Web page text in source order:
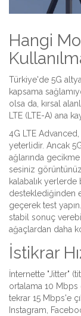
Hangi
Türkiye'de 5G
kapsama
olsa da, kırsal
LTE (LTE-A) ana
4G LTE Advanced
yeterlidir. Ancak
ağlarında
sesiniz
kalabalık
desteklediğinden
geçerek test
stabil sonuç
ağaçlardan daha
İstikrar
İnternette "Jitter"
ortalama 10
tekrar 15 Mbps'e
Instagram,